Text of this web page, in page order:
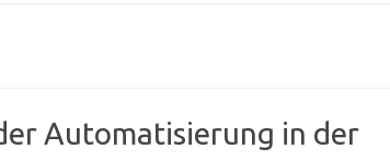
Automatisierung in der